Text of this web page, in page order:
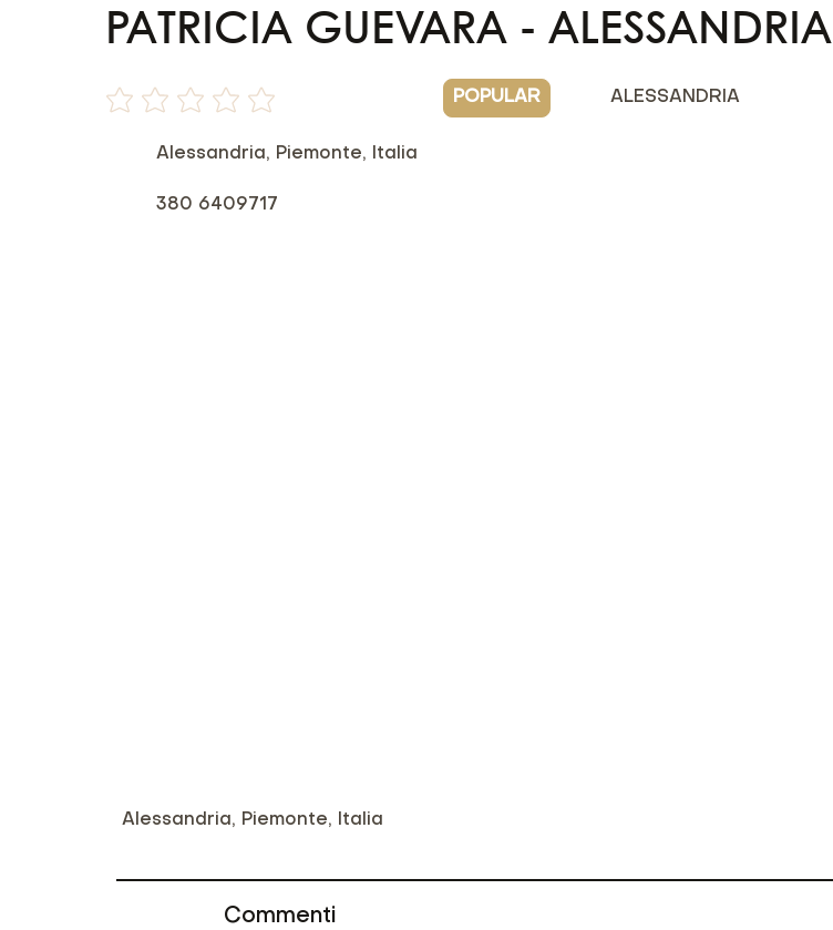
PATRICIA GUEVARA - ALESSANDRIA
Non ci sono ancora valutazioni
POPULAR ALESSANDRIA
Alessandria, Piemonte, Italia
380 6409717
Alessandria, Piemonte, Italia
Commenti